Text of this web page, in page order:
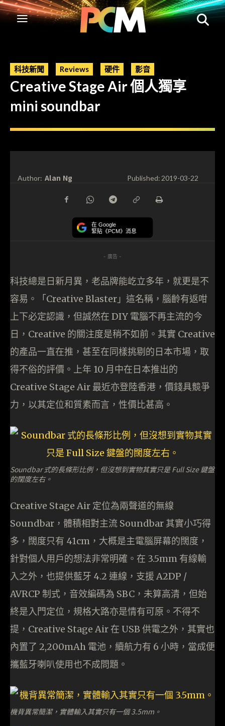
科技新聞 Reviews 硬件 影音
Creative Stage Air 個人獨享
mini soundbar
Author: Alan Ng Published:2019-03-22
在 Google
緊貼《PCM》消息
- 廣告 -
科技總是日新月異，老品牌能屹立多年，就更是不
容易。「Creative Blaster」這名稱，腦齡有返咁
上下必定認識，但誠然在 DIY 電腦不再主流的今
日，Creative 的關注度是稍不如前。其實 Creative
的產品一直在推，甚至在同樣挑剔的日本市場，取
得不俗的評價。上年 10 月中在日本推出的
Creative Stage Air 最近亦登陸香港，價錢具競爭
力，以其定位和質素而言，性價比甚高。
Soundbar 式的長條形比例，但沒想到實物其實只是 Full Size 鍵盤
的闊度左右。
Creative Stage Air 定位為兩聲道的無線
Soundbar，體積相對主流 Soundbar 其實小巧得
多，闊度只有 41cm，大概是主電腦屏幕的闊度，
針對個人用戶的想法非常明確。在 3.5mm 有線輸
入之外，也提供藍牙 4.2 連線，支援 A2DP /
AVRCP 制式，音效編碼為 SBC，未算高清，但始
終是入門定位，規格大路亦是情有可原。不得不
提，Creative Stage Air 在 USB 供電之外，其實也
內置了 2,200mAh 電池，續航力有 6 小時，當成便
攜藍牙喇叭使用也不成問題。
機背異常簡潔，實體輸入其實只有一個 3.5mm。